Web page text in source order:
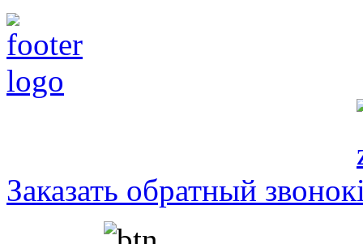
Заказать обратный звонок